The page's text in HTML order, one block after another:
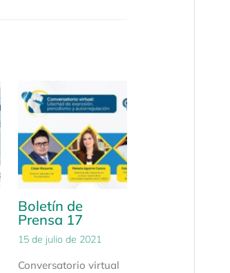
Boletín de
Prensa 17
15 de julio de 2021
Conversatorio virtual